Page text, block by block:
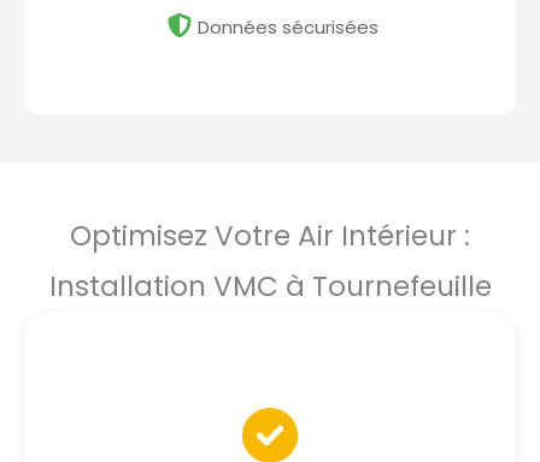
Données sécurisées
Optimisez Votre Air Intérieur :
Installation VMC à Tournefeuille